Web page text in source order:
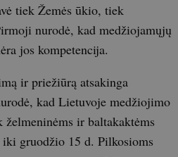
tiek Žemės ūkio, tiek
nurodė, kad medžiojamųjų
jos kompetencija.
ir priežiūrą atsakinga
kad Lietuvoje medžiojimo
ir baltakaktėms
gruodžio 15 d. Pilkosioms